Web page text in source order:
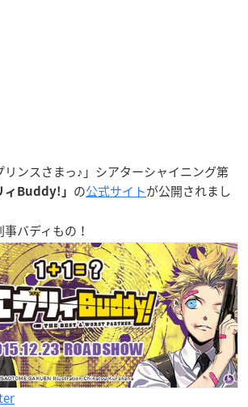
ンスさまっ♪」シアターシャイニング第
ィBuddy!」 の公式サイトが公開されまし
事バディもの！